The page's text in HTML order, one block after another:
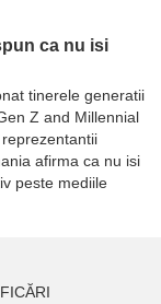
ca nu isi
tinerele generatii
Z and Millennial
afirma ca nu isi
peste mediile